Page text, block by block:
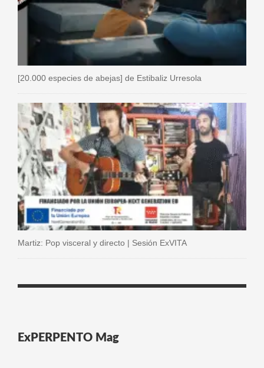
[20.000 especies de abejas] de Estibaliz Urresola
Martiz: Pop visceral y directo | Sesión ExVITA
ExPERPENTO Mag